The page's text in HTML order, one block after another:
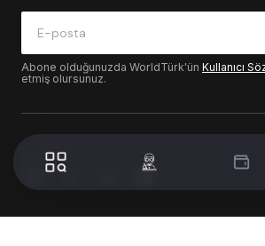
Abone olduğunuzda WorldTürk'ün Kullanıcı
etmiş olursunuz.
© 2024 WorldTurk. Tüm Hakları Saklıdır. -
Volion's